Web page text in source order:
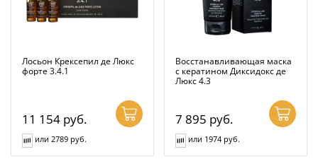
Лосьон Крексепил де Люкс
форте 3.4.1
11 154 руб.
или 2789 руб.
Восстанавливающая маска
с кератином Диксидокс де
Люкс 4.3
7 895 руб.
или 1974 руб.